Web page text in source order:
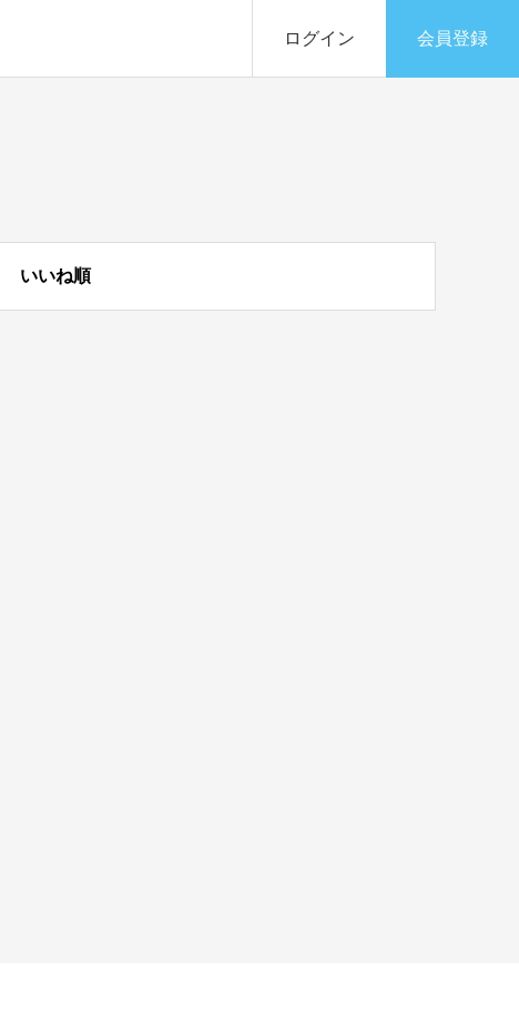
ログイン 会員登録
いいね順